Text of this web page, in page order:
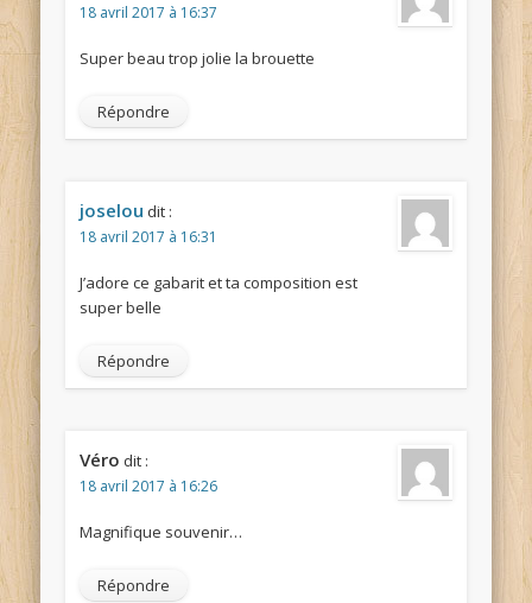
18 avril 2017 à 16:37
Super beau trop jolie la brouette
Répondre
joselou dit :
18 avril 2017 à 16:31
J’adore ce gabarit et ta composition est
super belle
Répondre
Véro dit :
18 avril 2017 à 16:26
Magnifique souvenir…
Répondre